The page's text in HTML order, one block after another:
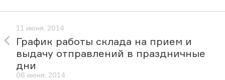
11 июня, 2014
График работы склада на прием и
выдачу отправлений в праздничные
дни
06 июня, 2014